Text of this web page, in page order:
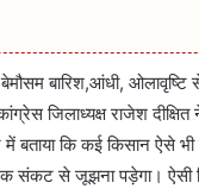
बारिश,आंधी,
जिलाध्यक्ष राजेश दीक्षित
में बताया कि कई किसान
संकट से जूझना पड़ेगा। ऐसी